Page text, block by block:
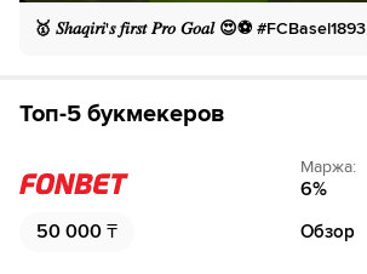
🥇 𝑆ℎ𝑎𝑞𝑖𝑟𝑖'𝑠 𝑓𝑖𝑟𝑠𝑡 𝑃𝑟𝑜 𝐺𝑜𝑎𝑙 😍⚽️ #FCBasel1893
Топ-5 букмекеров
50 000 ₸
Маржа:
6%
Обзор